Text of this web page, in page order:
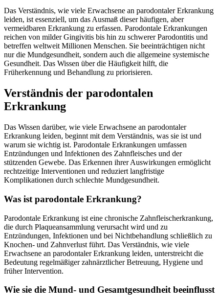
Das Verständnis, wie viele Erwachsene an parodontaler Erkrankung
leiden, ist essenziell, um das Ausmaß dieser häufigen, aber
vermeidbaren Erkrankung zu erfassen. Parodontale Erkrankungen
reichen von milder Gingivitis bis hin zu schwerer Parodontitis und
betreffen weltweit Millionen Menschen. Sie beeinträchtigen nicht
nur die Mundgesundheit, sondern auch die allgemeine systemische
Gesundheit. Das Wissen über die Häufigkeit hilft, die
Früherkennung und Behandlung zu priorisieren.
Verständnis der parodontalen
Erkrankung
Das Wissen darüber, wie viele Erwachsene an parodontaler
Erkrankung leiden, beginnt mit dem Verständnis, was sie ist und
warum sie wichtig ist. Parodontale Erkrankungen umfassen
Entzündungen und Infektionen des Zahnfleisches und der
stützenden Gewebe. Das Erkennen ihrer Auswirkungen ermöglicht
rechtzeitige Interventionen und reduziert langfristige
Komplikationen durch schlechte Mundgesundheit.
Was ist parodontale Erkrankung?
Parodontale Erkrankung ist eine chronische Zahnfleischerkrankung,
die durch Plaqueansammlung verursacht wird und zu
Entzündungen, Infektionen und bei Nichtbehandlung schließlich zu
Knochen- und Zahnverlust führt. Das Verständnis, wie viele
Erwachsene an parodontaler Erkrankung leiden, unterstreicht die
Bedeutung regelmäßiger zahnärztlicher Betreuung, Hygiene und
früher Intervention.
Wie sie die Mund- und Gesamtgesundheit beeinflusst